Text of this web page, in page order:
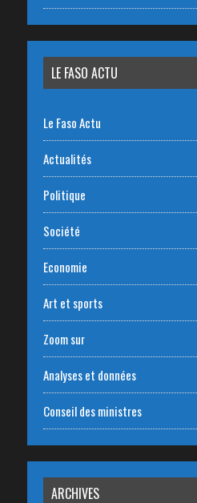
LE FASO ACTU
Le Faso Actu
Actualités
Politique
Société
Economie
Art et sports
Zoom sur
Analyses et données
Conseil des ministres
ARCHIVES